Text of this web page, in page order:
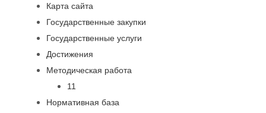
Карта сайта
Государственные закупки
Государственные услуги
Достижения
Методическая работа
11
Нормативная база